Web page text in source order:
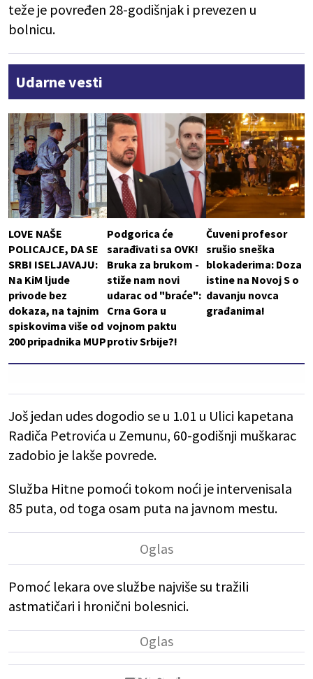
teže je povređen 28-godišnjak i prevezen u
bolnicu.
Udarne vesti
LOVE NAŠE
POLICAJCE, DA SE
SRBI ISELJAVAJU:
Na KiM ljude
privode bez
dokaza, na tajnim
spiskovima više od
200 pripadnika MUP
Podgorica će
sarađivati sa OVK!
Bruka za brukom -
stiže nam novi
udarac od "braće":
Crna Gora u
vojnom paktu
protiv Srbije?!
Čuveni profesor
srušio sneška
blokaderima: Doza
istine na Novoj S o
davanju novca
građanima!
Još jedan udes dogodio se u 1.01 u Ulici kapetana
Radiča Petrovića u Zemunu, 60-godišnji muškarac
zadobio je lakše povrede.
Služba Hitne pomoći tokom noći je intervenisala
85 puta, od toga osam puta na javnom mestu.
Pomoć lekara ove službe najviše su tražili
astmatičari i hronični bolesnici.